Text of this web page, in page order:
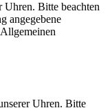
Uhren. Bitte beachten
angegebene
Uhren. Bitte